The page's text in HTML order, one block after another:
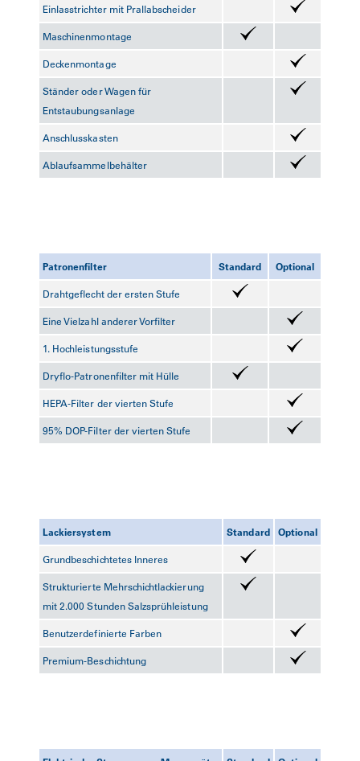
Einlasstrichter mit Prallabscheider
Maschinenmontage
Deckenmontage
Ständer oder Wagen für
Entstaubungsanlage
Anschlusskasten
Ablaufsammelbehälter
Patronenfilter Standard Optional
Drahtgeflecht der ersten Stufe
Eine Vielzahl anderer Vorfilter
1. Hochleistungsstufe
Dryflo-Patronenfilter mit Hülle
HEPA-Filter der vierten Stufe
95% DOP-Filter der vierten Stufe
Lackiersystem Standard Optional
Grundbeschichtetes Inneres
Strukturierte Mehrschichtlackierung
mit 2.000 Stunden Salzsprühleistung
Benutzerdefinierte Farben
Premium-Beschichtung